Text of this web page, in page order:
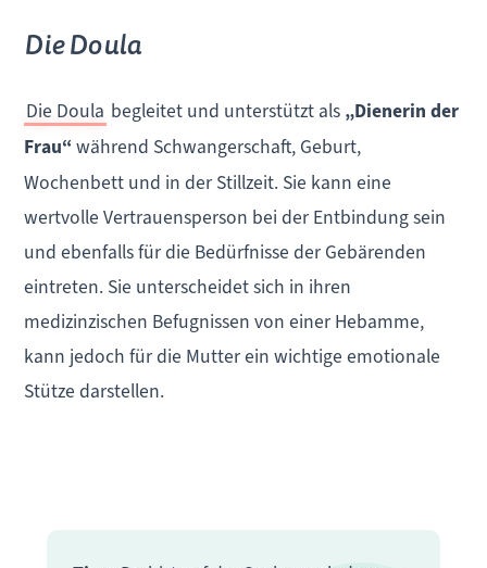
Die Doula
Die Doula begleitet und unterstützt als „Dienerin der
Frau“ während Schwangerschaft, Geburt,
Wochenbett und in der Stillzeit. Sie kann eine
wertvolle Vertrauensperson bei der Entbindung sein
und ebenfalls für die Bedürfnisse der Gebärenden
eintreten. Sie unterscheidet sich in ihren
medizinzischen Befugnissen von einer Hebamme,
kann jedoch für die Mutter ein wichtige emotionale
Stütze darstellen.